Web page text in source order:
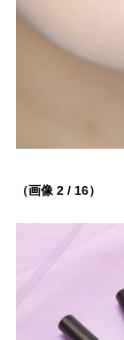
（画像 2 / 16）